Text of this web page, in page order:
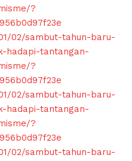
?
02/sambut-tahun-baru-
hadapi-tantangan-
?
02/sambut-tahun-baru-
hadapi-tantangan-
?
02/sambut-tahun-baru-